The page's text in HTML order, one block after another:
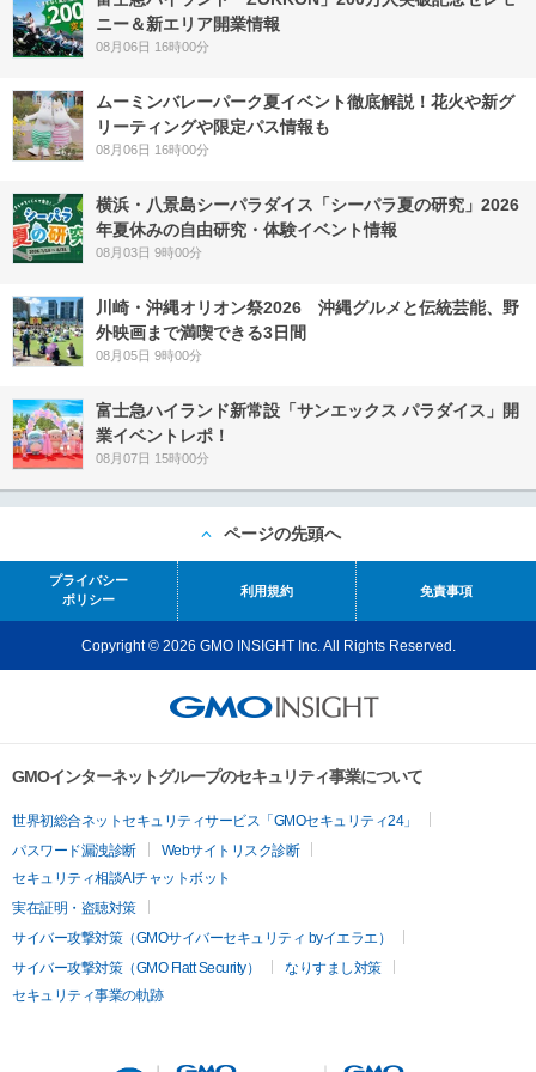
ニー＆新エリア開業情報
08月06日 16時00分
ムーミンバレーパーク夏イベント徹底解説！花火や新グ
リーティングや限定パス情報も
08月06日 16時00分
横浜・八景島シーパラダイス「シーパラ夏の研究」2026
年夏休みの自由研究・体験イベント情報
08月03日 9時00分
川崎・沖縄オリオン祭2026 沖縄グルメと伝統芸能、野
外映画まで満喫できる3日間
08月05日 9時00分
富士急ハイランド新常設「サンエックス パラダイス」開
業イベントレポ！
08月07日 15時00分
ページの先頭へ
プライバシー
ポリシー
利用規約 免責事項
Copyright © 2026 GMO INSIGHT Inc. All Rights Reserved.
GMOインターネットグループのセキュリティ事業について
世界初総合ネットセキュリティサービス「GMOセキュリティ24」
パスワード漏洩診断
Webサイトリスク診断
セキュリティ相談AIチャットボット
実在証明・盗聴対策
サイバー攻撃対策（GMOサイバーセキュリティ byイエラエ）
サイバー攻撃対策（GMO Flatt Security）
なりすまし対策
セキュリティ事業の軌跡